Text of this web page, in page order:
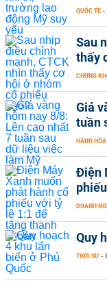
QUỐC TẾ -
Sau
thấy
CHỨNG
Giá
tuần
HÀNG HÓA
Điện
DOANH
Quy
THỜI SỰ -